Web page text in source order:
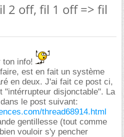
2 off, fil 1 off => fil
ton info!
est en fait un système
en deux. J'ai fait ce post ci,
"intérrupteur disjonctable". La
le post suivant:
thread68914.html
gentillesse (tout comme
vouloir s'y pencher